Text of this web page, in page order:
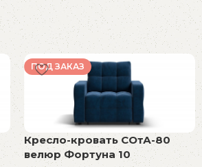
ПОД ЗАКАЗ
Кресло-кровать СОтА-80
велюр Фортуна 10